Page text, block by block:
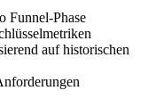
Funnel-Phase
auf historischen